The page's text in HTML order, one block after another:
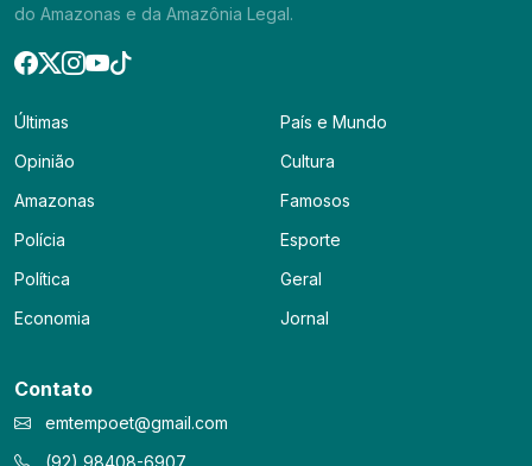
do Amazonas e da Amazônia Legal.
Últimas
Opinião
Amazonas
Polícia
Política
Economia
País e Mundo
Cultura
Famosos
Esporte
Geral
Jornal
Contato
emtempoet@gmail.com
(92) 98408-6907